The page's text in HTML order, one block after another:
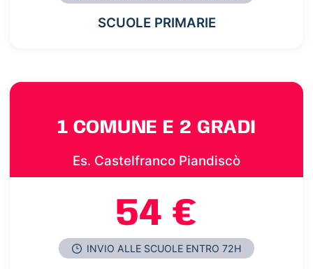
SCUOLE PRIMARIE
1 COMUNE E 2 GRADI
Es. Castelfranco Piandiscò
54 €
INVIO ALLE SCUOLE ENTRO 72H